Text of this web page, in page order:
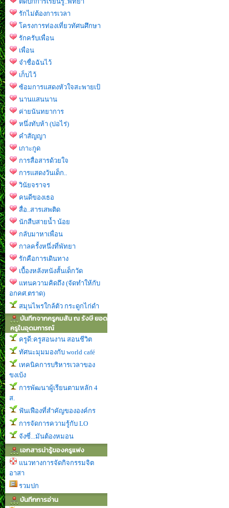
รักไม่ต้องการเวลา
โครงการท่องเที่ยวทัศนศึกษา
รักครับเพื่อน
เพื่อน
จำชื่อฉันไว้
เก็บไว้
ซ้อมการแสดงหัวใจสะพายเป้
นานแสนนาน
ค่ายนันทยาการ
หนึ่งทับห้า (บ่อไร่)
คำสัญญา
เกาะกูด
การสื่อสารด้วยใจ
การแสดงวันเด็ก..
วินัยจราจร
คนดีของเธอ
สื่อ..สารเสพติด
นักสืบสายน้ำ น้อย
กลับมาหาเพื่อน
กาลครั้งหนึ่งที่พัทยา
รักคือการเดินทาง
เบื้องหลังหนังสั้นเด็กวัด
แทนความคิดถึง (จัดทำให้กับ
อกคศ.ตราด)
สมุนไพรใกล้ตัว กระดูกไก่ดำ
บันทึกจากครูคมสัน ณ รังษี ยอด
ครูในอุดมการณ์
ครูดี:ครูสอนงาน สอนชีวิต
ทัศนะมุมมองกับ world café
เทคนิคการบริหารเวลาของ
ขงเบ้ง
การพัฒนาผู้เรียนตามหลัก 4
ส.
ฟันเฟืองที่สำคัญขององค์กร
การจัดการความรู้กับ LO
จังซี่...มันต้องหมอน
เอกสารน่ารู้ของครูแฟง
แนวทางการจัดกิจกรรมจิต
อาสา
รวมปก
บันทึกการอ่าน